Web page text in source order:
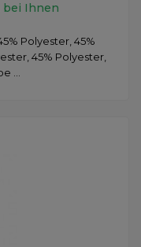
bei Ihnen
Polyester, 45%
45% Polyester,
...